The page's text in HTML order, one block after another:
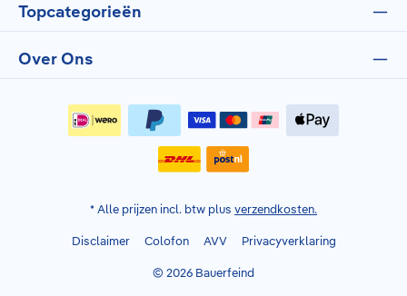
Topcategorieën
Over Ons
* Alle prijzen incl. btw plus verzendkosten.
© 2026 Bauerfeind
Disclaimer Colofon AVV Privacyverklaring